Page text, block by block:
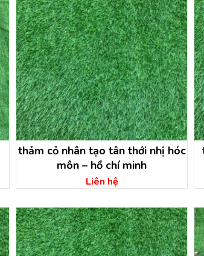
thảm cỏ nhân tạo tân thới nhị hóc
môn – hồ chí minh
Liên hệ